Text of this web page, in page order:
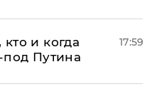
и когда
под Путина
17:59